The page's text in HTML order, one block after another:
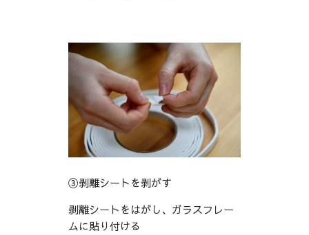
③剥離シートを剥がす
剥離シートをはがし、ガラスフレー
ムに貼り付ける